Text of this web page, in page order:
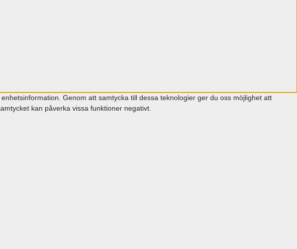
Genom att samtycka till dessa teknologier ger du oss möjlighet att
kan påverka vissa funktioner negativt.